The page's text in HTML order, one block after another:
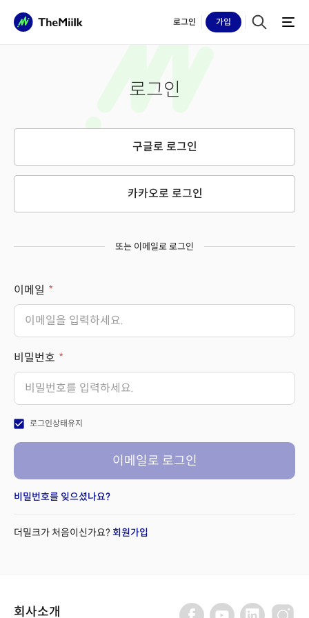
로그인 가입
로그인
구글로 로그인
카카오로 로그인
또는 이메일로 로그인
이메일
비밀번호
check_box 로그인상태유지
이메일로 로그인
비밀번호를 잊으셨나요?
더밀크가 처음이신가요? 회원가입
회사소개